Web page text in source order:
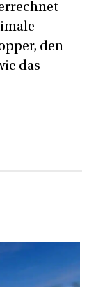
den
das